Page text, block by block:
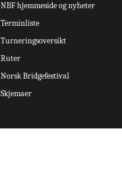
NBF hjemmeside og nyheter
Terminliste
Turneringsoversikt
Ruter
Norsk Bridgefestival
Skjemaer